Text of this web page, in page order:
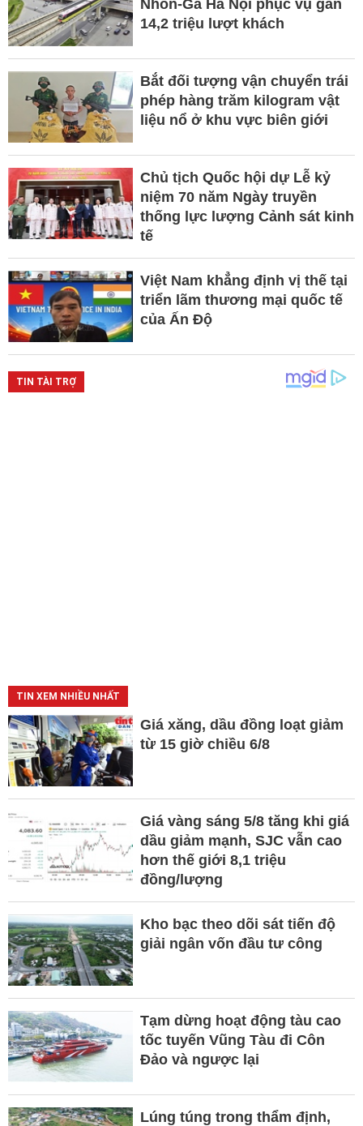
Nhổn-Ga Hà Nội phục vụ gần
14,2 triệu lượt khách
Bắt đối tượng vận chuyển trái
phép hàng trăm kilogram vật
liệu nổ ở khu vực biên giới
Chủ tịch Quốc hội dự Lễ kỷ
niệm 70 năm Ngày truyền
thống lực lượng Cảnh sát kinh
tế
Việt Nam khẳng định vị thế tại
triển lãm thương mại quốc tế
của Ấn Độ
TIN XEM NHIỀU NHẤT
Giá xăng, dầu đồng loạt giảm
từ 15 giờ chiều 6/8
Giá vàng sáng 5/8 tăng khi giá
dầu giảm mạnh, SJC vẫn cao
hơn thế giới 8,1 triệu
đồng/lượng
Kho bạc theo dõi sát tiến độ
giải ngân vốn đầu tư công
Tạm dừng hoạt động tàu cao
tốc tuyến Vũng Tàu đi Côn
Đảo và ngược lại
Lúng túng trong thẩm định,